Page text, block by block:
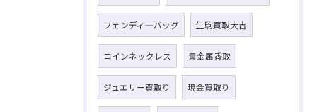
フェンディ―バッグ 生駒買取大吉
コインネックレス 貴金属香取
ジュエリー買取り 現金買取り